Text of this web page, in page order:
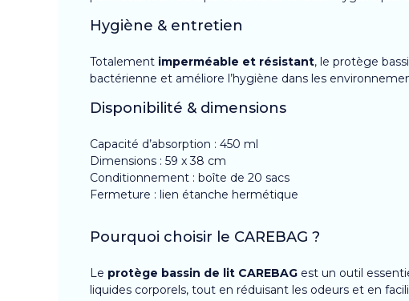
Hygiène & entretien
Totalement imperméable et résistant, le protège
bactérienne et améliore l’hygiène dans les
Disponibilité & dimensions
Capacité d’absorption : 450 ml
Dimensions : 59 x 38 cm
Conditionnement : boîte de 20 sacs
Fermeture : lien étanche hermétique
Pourquoi choisir le CAREBAG ?
Le protège bassin de lit CAREBAG est un outil
liquides corporels, tout en réduisant les odeurs et en